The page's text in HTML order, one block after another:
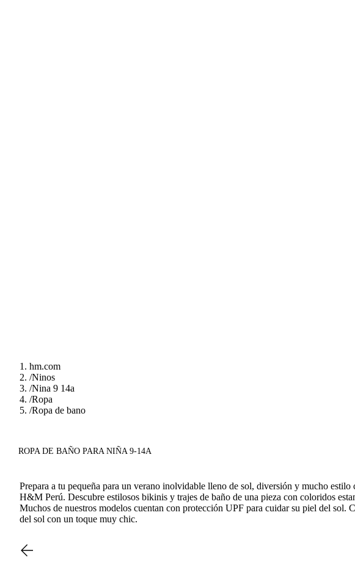
hm.com
/Ninos
/Nina 9 14a
/Ropa
/Ropa de bano
ROPA DE BAÑO PARA NIÑA 9-14A
Prepara a tu pequeña para un verano inolvidable lleno de sol, diversión y mucho
H&M Perú. Descubre estilosos bikinis y trajes de baño de una pieza con coloridos
Muchos de nuestros modelos cuentan con protección UPF para cuidar su piel del sol.
del sol con un toque muy chic.